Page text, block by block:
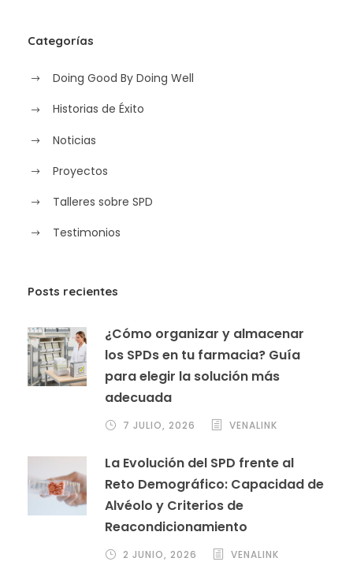
Categorías
Doing Good By Doing Well
Historias de Éxito
Noticias
Proyectos
Talleres sobre SPD
Testimonios
Posts recientes
¿Cómo organizar y almacenar
los SPDs en tu farmacia? Guía
para elegir la solución más
adecuada
7 JULIO, 2026 VENALINK
La Evolución del SPD frente al
Reto Demográfico: Capacidad de
Alvéolo y Criterios de
Reacondicionamiento
2 JUNIO, 2026 VENALINK